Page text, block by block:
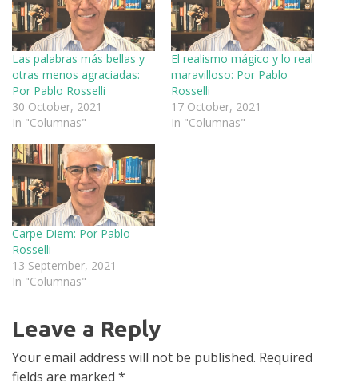
Las palabras más bellas y
otras menos agraciadas:
Por Pablo Rosselli
30 October, 2021
In "Columnas"
El realismo mágico y lo real
maravilloso: Por Pablo
Rosselli
17 October, 2021
In "Columnas"
Carpe Diem: Por Pablo
Rosselli
13 September, 2021
In "Columnas"
Leave a Reply
Your email address will not be published. Required
fields are marked *